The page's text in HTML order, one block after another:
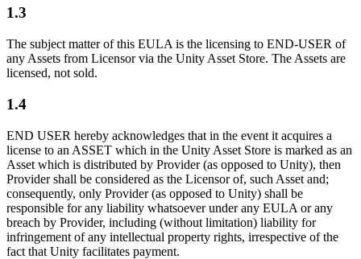
1.3
The subject matter of this EULA is the licensing to END-USER of
any Assets from Licensor via the Unity Asset Store. The Assets are
licensed, not sold.
1.4
END USER hereby acknowledges that in the event it acquires a
license to an ASSET which in the Unity Asset Store is marked as an
Asset which is distributed by Provider (as opposed to Unity), then
Provider shall be considered as the Licensor of, such Asset and;
consequently, only Provider (as opposed to Unity) shall be
responsible for any liability whatsoever under any EULA or any
breach by Provider, including (without limitation) liability for
infringement of any intellectual property rights, irrespective of the
fact that Unity facilitates payment.